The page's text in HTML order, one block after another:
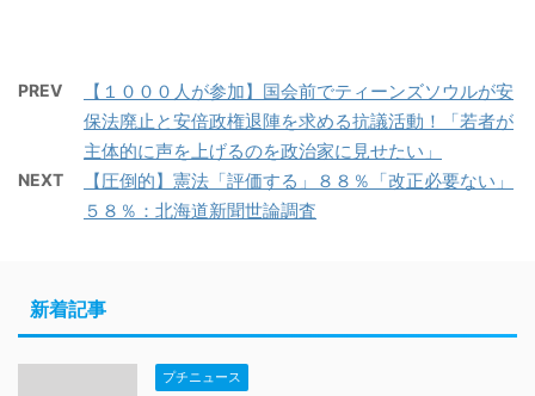
PREV
【１０００人が参加】国会前でティーンズソウルが安
保法廃止と安倍政権退陣を求める抗議活動！「若者が
主体的に声を上げるのを政治家に見せたい」
NEXT
【圧倒的】憲法「評価する」８８％「改正必要ない」
５８％：北海道新聞世論調査
新着記事
プチニュース